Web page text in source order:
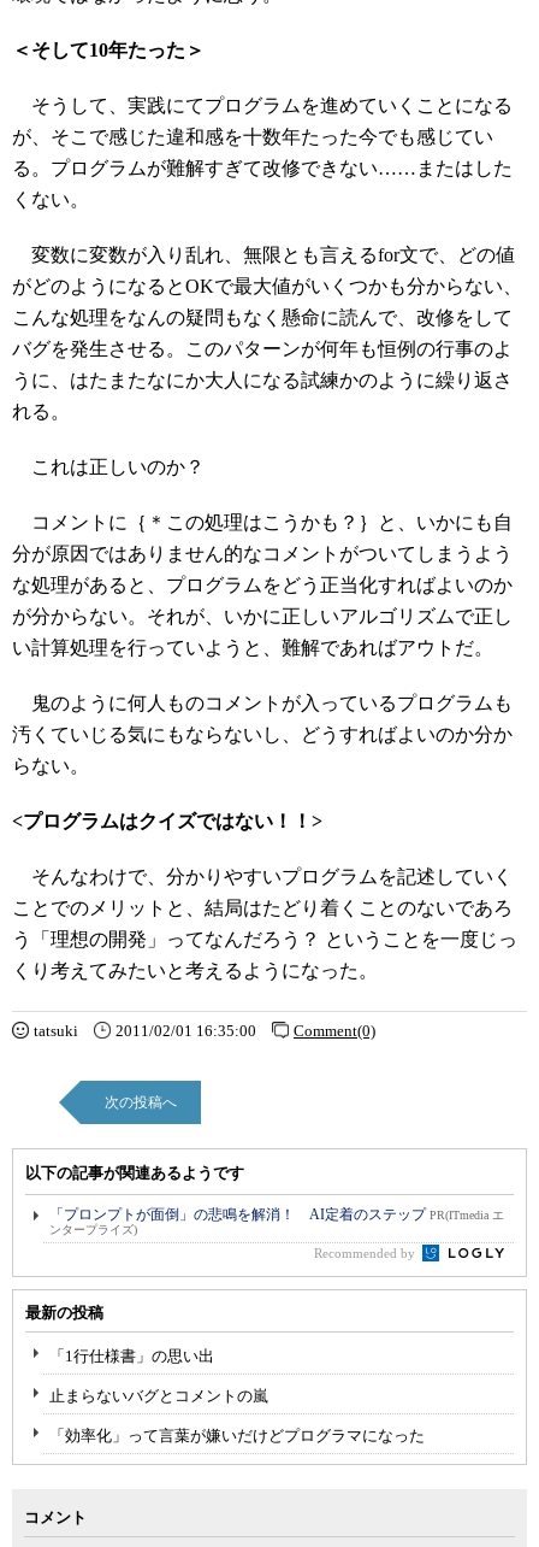
＜そして10年たった＞
そうして、実践にてプログラムを進めていくことになる
が、そこで感じた違和感を十数年たった今でも感じてい
る。プログラムが難解すぎて改修できない……またはした
くない。
変数に変数が入り乱れ、無限とも言えるfor文で、どの値
がどのようになるとOKで最大値がいくつかも分からない、
こんな処理をなんの疑問もなく懸命に読んで、改修をして
バグを発生させる。このパターンが何年も恒例の行事のよ
うに、はたまたなにか大人になる試練かのように繰り返さ
れる。
これは正しいのか？
コメントに｛＊この処理はこうかも？｝と、いかにも自
分が原因ではありません的なコメントがついてしまうよう
な処理があると、プログラムをどう正当化すればよいのか
が分からない。それが、いかに正しいアルゴリズムで正し
い計算処理を行っていようと、難解であればアウトだ。
鬼のように何人ものコメントが入っているプログラムも
汚くていじる気にもならないし、どうすればよいのか分か
らない。
<プログラムはクイズではない！！>
そんなわけで、分かりやすいプログラムを記述していく
ことでのメリットと、結局はたどり着くことのないであろ
う「理想の開発」ってなんだろう？ ということを一度じっ
くり考えてみたいと考えるようになった。
tatsuki 2011/02/01 16:35:00 Comment(0)
次の投稿へ
以下の記事が関連あるようです
「プロンプトが面倒」の悲鳴を解消！ AI定着のステップPR(ITmedia エ
ンタープライズ)
Recommended by
最新の投稿
「1行仕様書」の思い出
止まらないバグとコメントの嵐
「効率化」って言葉が嫌いだけどプログラマになった
コメント